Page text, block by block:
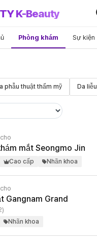
K-Beauty
Phòng khám Sự kiện
phẫu thuật thẩm mỹ Da liễu
mắt Seongmo Jin
Cao cấp Nhãn khoa
Gangnam Grand
Nhãn khoa